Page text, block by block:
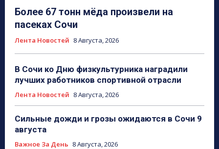
Более 67 тонн мёда произвели на
пасеках Сочи
Лента Новостей 8 Августа, 2026
В Сочи ко Дню физкультурника наградили
лучших работников спортивной отрасли
Лента Новостей 8 Августа, 2026
Сильные дожди и грозы ожидаются в Сочи 9
августа
Важное За День 8 Августа, 2026